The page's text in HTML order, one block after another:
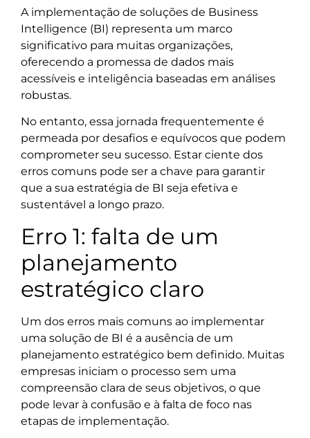
A implementação de soluções de Business
Intelligence (BI) representa um marco
significativo para muitas organizações,
oferecendo a promessa de dados mais
acessíveis e inteligência baseadas em análises
robustas.
No entanto, essa jornada frequentemente é
permeada por desafios e equívocos que podem
comprometer seu sucesso. Estar ciente dos
erros comuns pode ser a chave para garantir
que a sua estratégia de BI seja efetiva e
sustentável a longo prazo.
Erro 1: falta de um
planejamento
estratégico claro
Um dos erros mais comuns ao implementar
uma solução de BI é a ausência de um
planejamento estratégico bem definido. Muitas
empresas iniciam o processo sem uma
compreensão clara de seus objetivos, o que
pode levar à confusão e à falta de foco nas
etapas de implementação.